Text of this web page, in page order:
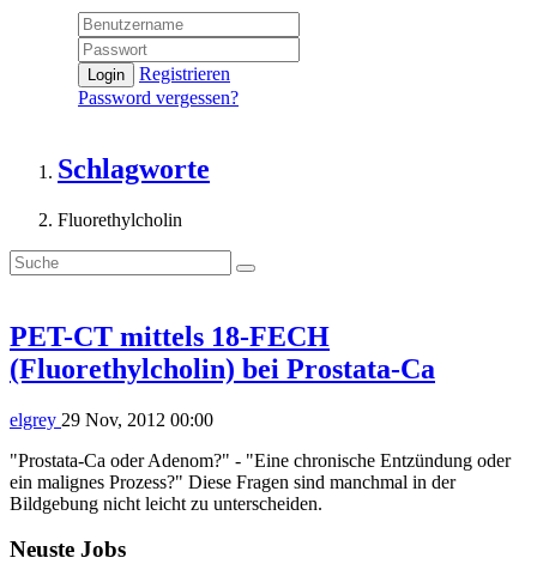
Login
Registrieren
Password vergessen?
Schlagworte
Fluorethylcholin
PET-CT mittels 18-FECH
(Fluorethylcholin) bei Prostata-Ca
elgrey 29 Nov, 2012 00:00
"Prostata-Ca oder Adenom?" - "Eine chronische Entzündung oder
ein malignes Prozess?" Diese Fragen sind manchmal in der
Bildgebung nicht leicht zu unterscheiden.
Neuste Jobs